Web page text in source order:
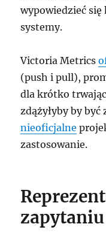
wypowiedzieć
systemy.
Victoria Metrics
(push i pull),
dla krótko
zdążyłyby by być
nieoficjalne
zastosowanie.
zapytaniu